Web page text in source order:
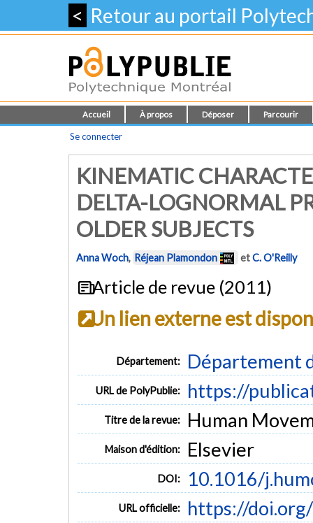
< Retour au portail
Accueil À propos Déposer Parcourir
Se connecter
KINEMATIC
DELTA-LOGNORMAL
OLDER SUBJECTS
Anna Woch, Réjean Plamondon etC. O'Reilly
Article de revue (2011)
Un lien externe est
Département: Département
URL de PolyPublie: https://
Titre de la revue: Human
Maison d'édition: Elsevier
DOI: 10.1016/
URL officielle: https://